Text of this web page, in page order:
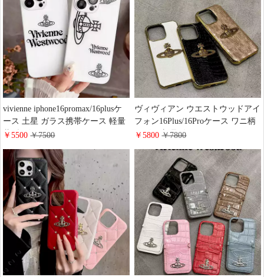
電気メッキ 擦り傷防止
iphone14pro/13ケース 耐衝撃 ファ
ッション
vivienne iphone16promax/16plusケ
ース 土星 ガラス携帯ケース 軽量
薄型 ヴィヴィアン アイフォン
ブランド iphone14/13/12ケース 男
女ペア
￥5500￥7500
ヴィヴィアン ウエストウッドアイ
フォン16Plus/16Proケース ワニ柄
レザー 新品 人気 vivienne
ス レトロメタルロゴ 土星 かわい
い ヴィヴィアン
iphone15plus/14/13カバー ゴールド
バンパー メンズ レデイース オシ
ャレ
￥5800￥7800